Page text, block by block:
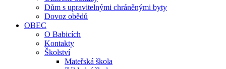
Dům s upravitelnými chráněnými byty
Dovoz obědů
OBEC
O Babicích
Kontakty
Školství
Mateřská škola